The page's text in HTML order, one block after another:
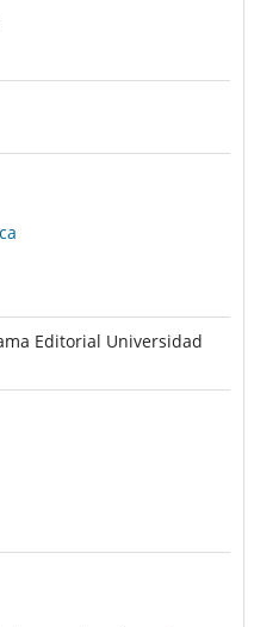
Editorial Universidad